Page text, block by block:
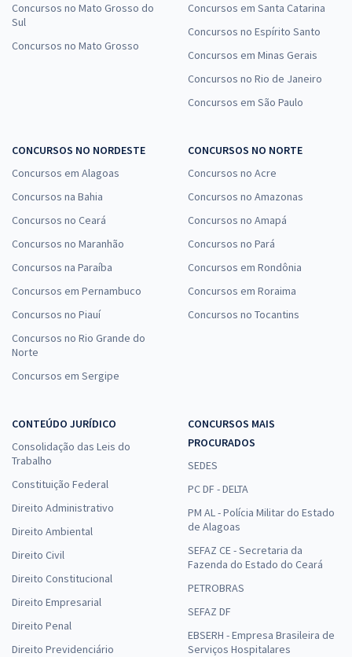
Concursos no Mato Grosso do
Sul
Concursos no Mato Grosso
Concursos em Santa Catarina
Concursos no Espírito Santo
Concursos em Minas Gerais
Concursos no Rio de Janeiro
Concursos em São Paulo
CONCURSOS NO NORDESTE
Concursos em Alagoas
Concursos na Bahia
Concursos no Ceará
Concursos no Maranhão
Concursos na Paraíba
Concursos em Pernambuco
Concursos no Piauí
Concursos no Rio Grande do
Norte
Concursos em Sergipe
CONCURSOS NO NORTE
Concursos no Acre
Concursos no Amazonas
Concursos no Amapá
Concursos no Pará
Concursos em Rondônia
Concursos em Roraima
Concursos no Tocantins
CONTEÚDO JURÍDICO
Consolidação das Leis do
Trabalho
Constituição Federal
Direito Administrativo
Direito Ambiental
Direito Civil
Direito Constitucional
Direito Empresarial
Direito Penal
Direito Previdenciário
CONCURSOS MAIS
PROCURADOS
SEDES
PC DF - DELTA
PM AL - Polícia Militar do Estado
de Alagoas
SEFAZ CE - Secretaria da
Fazenda do Estado do Ceará
PETROBRAS
SEFAZ DF
EBSERH - Empresa Brasileira de
Serviços Hospitalares